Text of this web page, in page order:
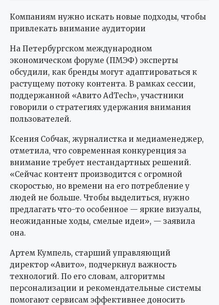
Компаниям нужно искать новые подходы, чтобы
привлекать внимание аудитории
На Петербургском международном
экономическом форуме (ПМЭФ) эксперты
обсудили, как бренды могут адаптироваться к
растущему потоку контента. В рамках сессии,
поддержанной «Авито AdTech», участники
говорили о стратегиях удержания внимания
пользователей.
Ксения Собчак, журналистка и медиаменеджер,
отметила, что современная конкуренция за
внимание требует нестандартных решений.
«Сейчас контент производится с огромной
скоростью, но времени на его потребление у
людей не больше. Чтобы выделиться, нужно
предлагать что-то особенное — яркие визуалы,
неожиданные ходы, смелые идеи», — заявила
она.
Артем Кумпель, старший управляющий
директор «Авито», подчеркнул важность
технологий. По его словам, алгоритмы
персонализации и рекомендательные системы
помогают сервисам эффективнее доносить